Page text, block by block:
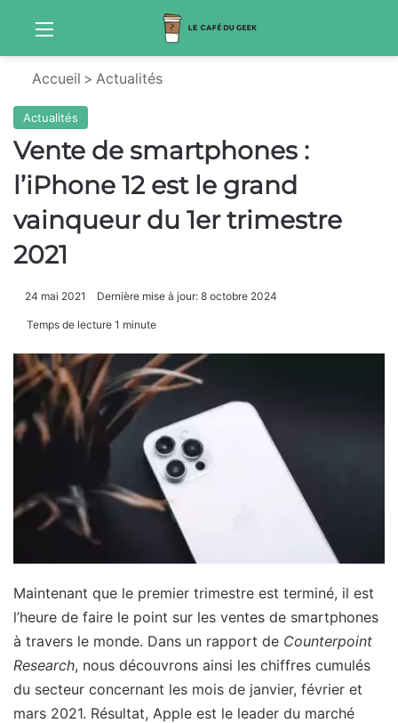
Menu
Accueil > Actualités
Actualités
Vente de smartphones :
l’iPhone 12 est le grand
vainqueur du 1er trimestre
2021
24 mai 2021 Dernière mise à jour: 8 octobre 2024
Temps de lecture 1 minute
Maintenant que le premier trimestre est terminé, il est
l’heure de faire le point sur les ventes de smartphones
à travers le monde. Dans un rapport de Counterpoint
Research, nous découvrons ainsi les chiffres cumulés
du secteur concernant les mois de janvier, février et
mars 2021. Résultat, Apple est le leader du marché